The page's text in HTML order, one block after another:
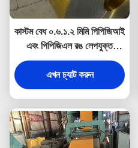
কাস্টম বেধ ০.৬.১.২ মিমি পিপিজিআই
এবং পিপিজিএল রঙ লেপযুক্ত
প্রিপেইন্টড গ্যালভানাইজড স্টিল
রোলস এবং শীট
এখন চ্যাট করুন